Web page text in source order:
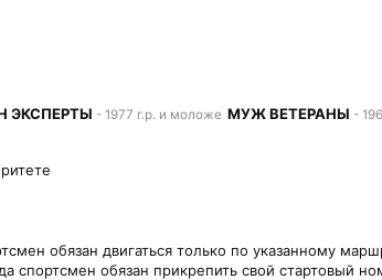
ЭКСПЕРТЫ - 1977 г.р. и моложе МУЖ ВЕТЕРАНЫ -
обязан двигаться только по указанному
спортсмен обязан прикрепить свой стартовый